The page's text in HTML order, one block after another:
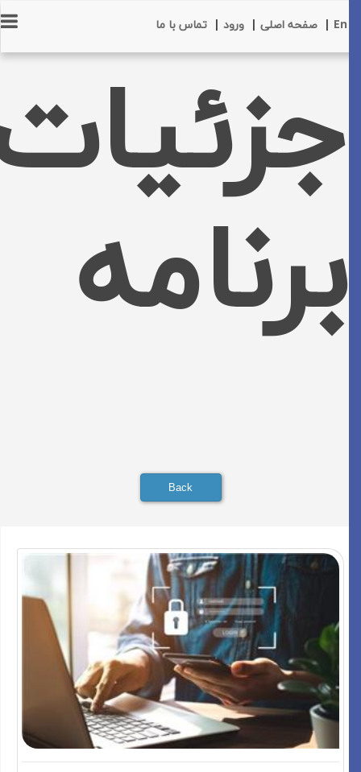
En
| صفحه اصلی| ورود| تماس با ما
جزئیات
برنامه